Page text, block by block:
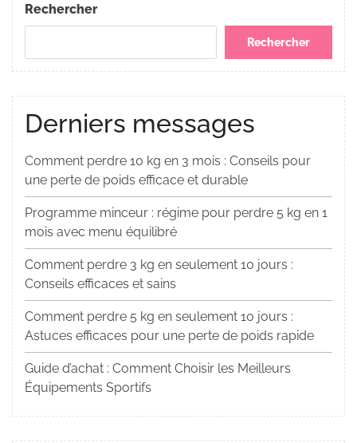
Rechercher
Rechercher
Derniers messages
Comment perdre 10 kg en 3 mois : Conseils pour
une perte de poids efficace et durable
Programme minceur : régime pour perdre 5 kg en 1
mois avec menu équilibré
Comment perdre 3 kg en seulement 10 jours :
Conseils efficaces et sains
Comment perdre 5 kg en seulement 10 jours :
Astuces efficaces pour une perte de poids rapide
Guide d’achat : Comment Choisir les Meilleurs
Équipements Sportifs